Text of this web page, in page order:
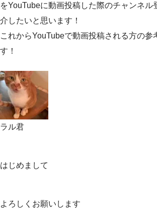
をYouTubeに動画投稿した際のチャンネル
介したいと思います！
これからYouTubeで動画投稿される方の参
す！
ラル君
はじめまして
よろしくお願いします